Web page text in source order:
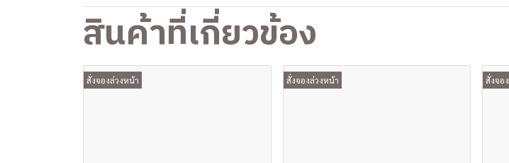
สินค้าที่เกี่ยวข้อง
สั่งจองล่วงหน้า สั่งจองล่วงหน้า สั่งจอ